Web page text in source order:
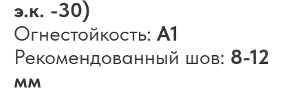
э.к. -30)
Огнестойкость: А1
Рекомендованный шов: 8-12
мм